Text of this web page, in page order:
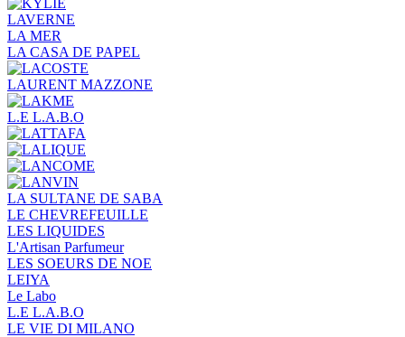
LAVERNE
LA MER
LA CASA DE PAPEL
LAURENT MAZZONE
L.E L.A.B.O
LA SULTANE DE SABA
LE CHEVREFEUILLE
LES LIQUIDES
L'Artisan Parfumeur
LES SOEURS DE NOE
LEIYA
Le Labo
L.Е L.А.B.О
LE VIE DI MILANO